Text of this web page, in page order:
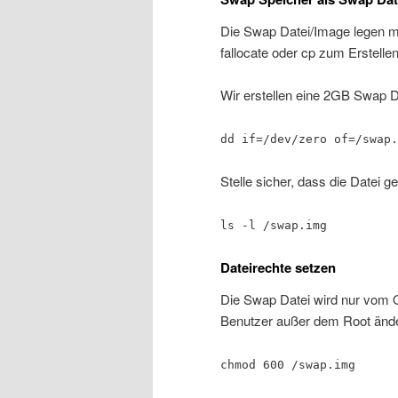
Die Swap Datei/Image legen
fallocate oder cp zum
Wir erstellen eine 2GB Swap
dd if=/dev/zero of=/
Stelle sicher, dass die Datei
ls -l /swap.img
Dateirechte setzen
Die Swap Datei wird nur vom
Benutzer außer dem Root
chmod 600 /swap.img